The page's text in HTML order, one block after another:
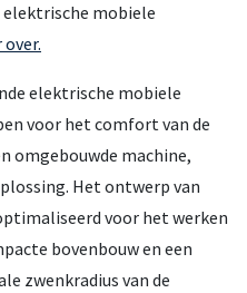
mobiele
elektrische mobiele
voor het comfort van de
omgebouwde machine,
Het ontwerp van
voor het werken
bovenbouw en een
zwenkradius van de